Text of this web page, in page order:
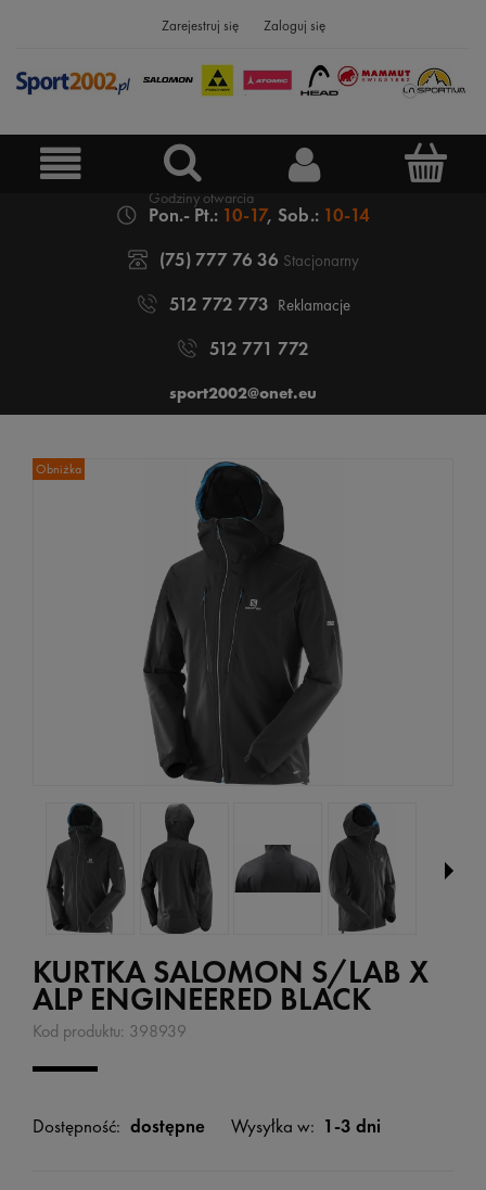
Zarejestruj się Zaloguj się
Pon.- Pt.: 10-17, Sob.: 10-14
(75) 777 76 36 Stacjonarny
512 772 773 Reklamacje
512 771 772
sport2002@onet.eu
Obniżka
KURTKA SALOMON S/LAB X
ALP ENGINEERED BLACK
Kod produktu: 398939
Dostępność: dostępne Wysyłka w: 1-3 dni